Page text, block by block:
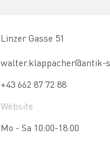
Linzer Gasse 51
+43 662 87 72 88
Website
Mo - Sa 10:00-18:00